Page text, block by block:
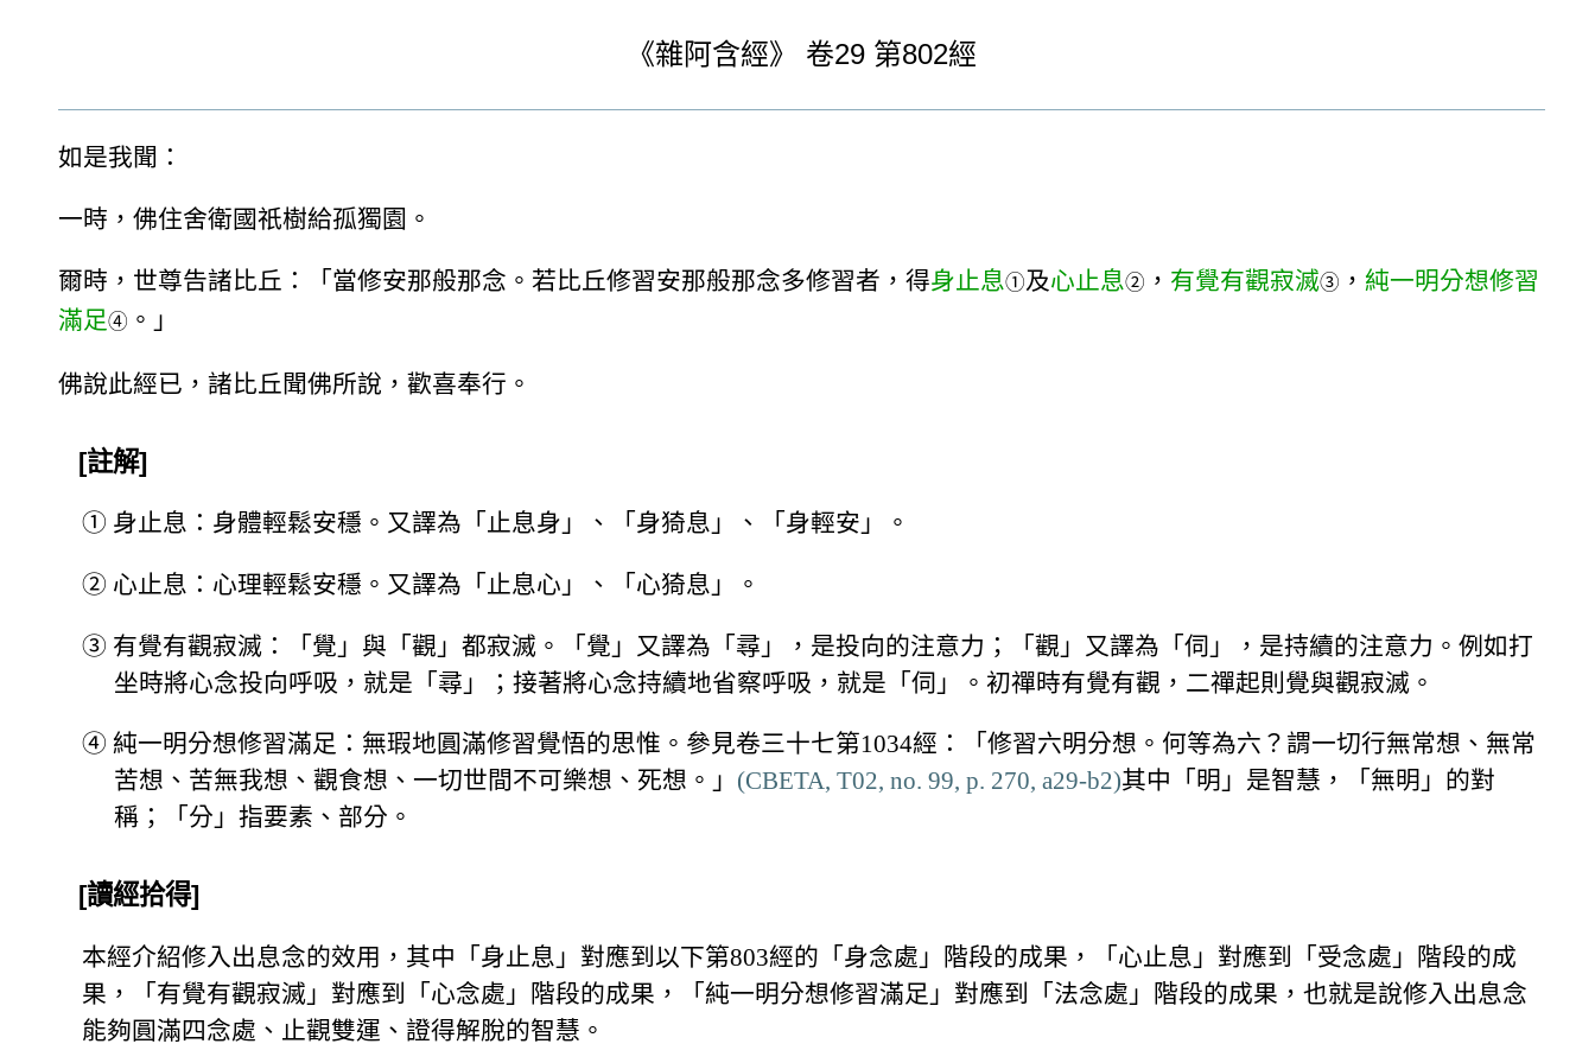
《雜阿含經》 卷29 第802經
如是我聞：
一時，佛住舍衛國祇樹給孤獨園。
爾時，世尊告諸比丘：「當修安那般那念。若比丘修習安那般那念多修習者，得身止息①及心止息② ， 有覺有觀寂滅③ ， 純一明分想修習
滿足④ 。」
佛說此經已，諸比丘聞佛所說，歡喜奉行。
[註解]
① 身止息：身體輕鬆安穩。又譯為「止息身」、「身猗息」、「身輕安」。
② 心止息：心理輕鬆安穩。又譯為「止息心」、「心猗息」。
③ 有覺有觀寂滅：「覺」與「觀」都寂滅。「覺」又譯為「尋」，是投向的注意力；「觀」又譯為「伺」，是持續的注意力。例如打
坐時將心念投向呼吸，就是「尋」；接著將心念持續地省察呼吸，就是「伺」。初禪時有覺有觀，二禪起則覺與觀寂滅。
④ 純一明分想修習滿足：無瑕地圓滿修習覺悟的思惟。參見卷三十七第1034經：「修習六明分想。何等為六？謂一切行無常想、無常
苦想、苦無我想、觀食想、一切世間不可樂想、死想。」 (CBETA, T02, no. 99, p. 270, a29-b2)其中「明」是智慧，「無明」的對
稱；「分」指要素、部分。
[讀經拾得]
本經介紹修入出息念的效用，其中「身止息」對應到以下第803經的「身念處」階段的成果，「心止息」對應到「受念處」階段的成
果，「有覺有觀寂滅」對應到「心念處」階段的成果，「純一明分想修習滿足」對應到「法念處」階段的成果，也就是說修入出息念
能夠圓滿四念處、止觀雙運、證得解脫的智慧。